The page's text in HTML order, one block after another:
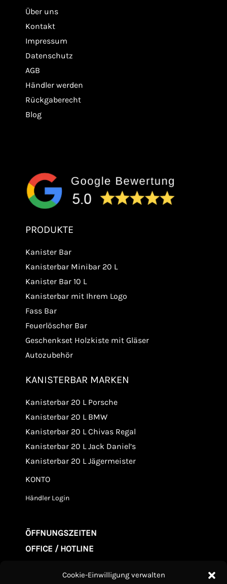
Cookie-Einwilligung verwalten
Über uns
Kontakt
Impressum
Datenschutz
AGB
Händler werden
Rückgaberecht
Blog
PRODUKTE
Kanister Bar
Kanisterbar Minibar 20 L
Kanister Bar 10 L
Kanisterbar mit Ihrem Logo
Fass Bar
Feuerlöscher Bar
Geschenkset Holzkiste mit Gläser
Autozubehör
KANISTERBAR MARKEN
Kanisterbar 20 L Porsche
Kanisterbar 20 L BMW
Kanisterbar 20 L Chivas Regal
Kanisterbar 20 L Jack Daniel’s
Kanisterbar 20 L Jägermeister
KONTO
Händler Login
ÖFFNUNGSZEITEN
OFFICE / HOTLINE
Mo. - Fr. 09.00-20:00